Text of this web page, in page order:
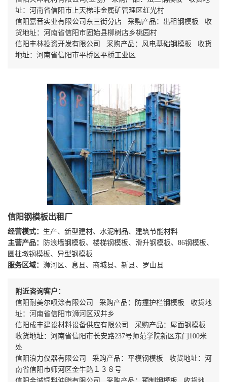
址：河南省信阳市上天梯非金属矿管理区红光村
信阳嘉音实业有限公司东三街分店 采购产品：出租钢模板 收
货地址：河南省信阳市固始县柳树店乡桃园村
信阳丰林投资开发有限公司 采购产品：风电基础钢模板 收货
地址：河南省信阳市平桥区平桥工业区
信阳钢模板出租厂
经营模式： 生产、新型建材、水泥制品、建筑节能材料
主营产品：
防浪墙钢模板、楼梯钢模板、滑升钢模板、86钢模板、
圆柱墩钢模板、异型钢模板
服务区域： 浉河区、息县、商城县、新县、罗山县
附近咨询客户：
信阳耐美尔喷涂有限公司 采购产品：防撞护栏钢模板 收货地
址：河南省信阳市浉河区双井乡
信阳成丰建设材料设备供应有限公司 采购产品：屋面钢模板
收货地址：河南省信阳市长安路237号师范学院新区东门100米
处
信阳浪力仪器有限公司 采购产品：平模钢模板 收货地址：河
南省信阳市师河区金牛路１３８号